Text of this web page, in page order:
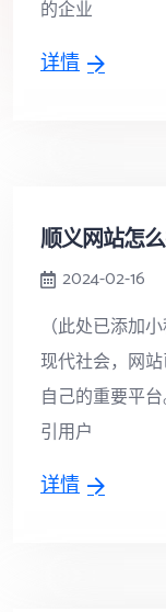
的企业
详情
顺义网站怎
2024-02-16
（此处已添加
现代社会，网
自己的重要平
引用户
详情